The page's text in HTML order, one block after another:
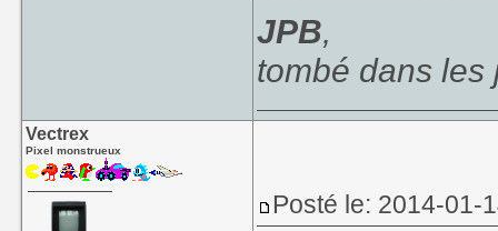
JPB,
tombé dans les
Vectrex
Pixel monstrueux
Posté le: 2014-01-